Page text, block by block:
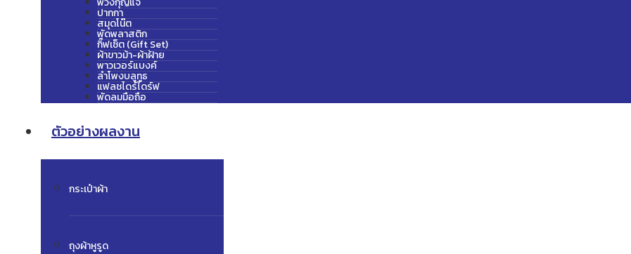
ปากกา
สมุดโน๊ต
พัดพลาสติก
กิ๊ฟเซ็ต (Gift Set)
ผ้าขาวม้า-ผ้าฝ้าย
พาวเวอร์แบงค์
ลำโพงบลูทูธ
แฟลชไดร์ไดร์ฟ
พัดลมมือถือ
ตัวอย่างผลงาน
กระเป๋าผ้า
ถุงผ้าหูรูด